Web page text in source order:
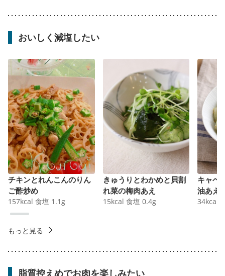
おいしく減塩したい
チキンとれんこんのりん
ご酢炒め
157kcal 食塩 1.1 g
きゅうりとわかめと貝割
れ菜の梅肉あえ
15kcal 食塩 0.4g
キャベ
油あえ
34kcal
もっと見る
脂質控えめでお肉を楽しみたい